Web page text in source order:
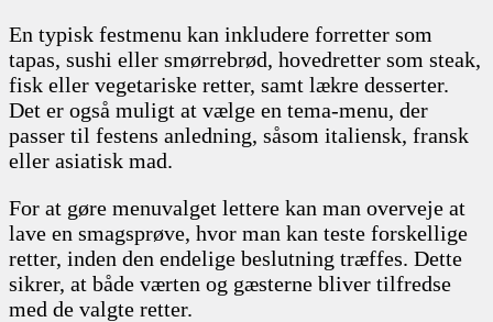
En typisk festmenu kan inkludere forretter som
tapas, sushi eller smørrebrød, hovedretter som steak,
fisk eller vegetariske retter, samt lækre desserter.
Det er også muligt at vælge en tema-menu, der
passer til festens anledning, såsom italiensk, fransk
eller asiatisk mad.
For at gøre menuvalget lettere kan man overveje at
lave en smagsprøve, hvor man kan teste forskellige
retter, inden den endelige beslutning træffes. Dette
sikrer, at både værten og gæsterne bliver tilfredse
med de valgte retter.